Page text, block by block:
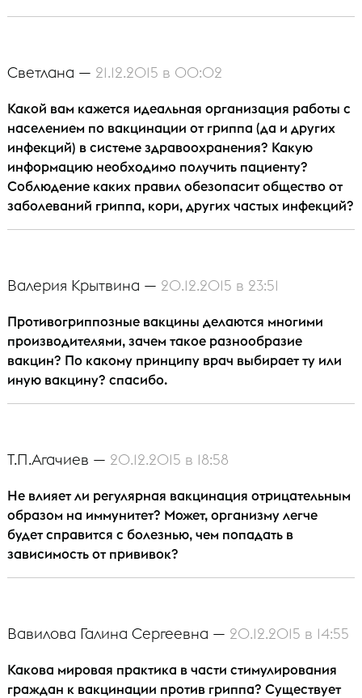
Светлана — 21.12.2015 в 00:02
Какой вам кажется идеальная организация работы с
населением по вакцинации от гриппа (да и других
инфекций) в системе здравоохранения? Какую
информацию необходимо получить пациенту?
Соблюдение каких правил обезопасит общество от
заболеваний гриппа, кори, других частых инфекций?
Валерия Крытвина — 20.12.2015 в 23:51
Противогриппозные вакцины делаются многими
производителями, зачем такое разнообразие
вакцин? По какому принципу врач выбирает ту или
иную вакцину? спасибо.
Т.П.Агачиев — 20.12.2015 в 18:58
Не влияет ли регулярная вакцинация отрицательным
образом на иммунитет? Может, организму легче
будет справится с болезнью, чем попадать в
зависимость от прививок?
Вавилова Галина Сергеевна — 20.12.2015 в 14:55
Какова мировая практика в части стимулирования
граждан к вакцинации против гриппа? Существует